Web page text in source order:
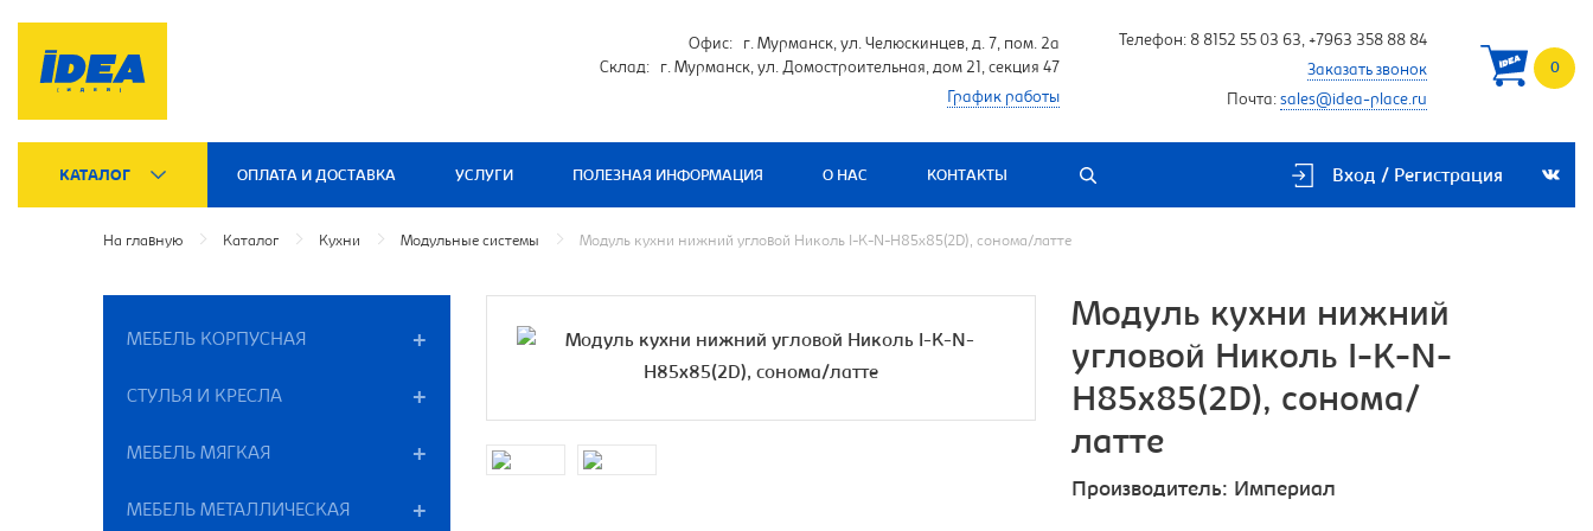
Офис: г. Мурманск, ул. Челюскинцев, д. 7, пом. 2а
Склад: г. Мурманск, ул. Домостроительная, дом 21, секция 47
График работы
Телефон: 8 8152 55 03 63, +7963 358 88 84
Заказать звонок
Почта: sales@idea-place.ru
0
КАТАЛОГ ОПЛАТА И ДОСТАВКА УСЛУГИ ПОЛЕЗНАЯ ИНФОРМАЦИЯ О НАС КОНТАКТЫ Вход / Регистрация
На главную Каталог Кухни Модульные системы Модуль кухни нижний угловой Николь I-K-N-H85x85(2D), сонома/латте
МЕБЕЛЬ КОРПУСНАЯ
СТУЛЬЯ И КРЕСЛА
МЕБЕЛЬ МЯГКАЯ
МЕБЕЛЬ МЕТАЛЛИЧЕСКАЯ
Модуль кухни нижний
угловой Николь I-K-N-
H85x85(2D), сонома/
латте
Производитель: Империал